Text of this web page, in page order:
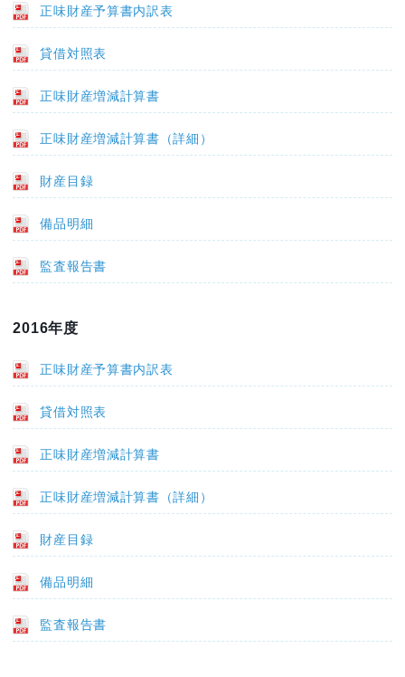
正味財産予算書内訳表
貸借対照表
正味財産増減計算書
正味財産増減計算書（詳細）
財産目録
備品明細
監査報告書
2016年度
正味財産予算書内訳表
貸借対照表
正味財産増減計算書
正味財産増減計算書（詳細）
財産目録
備品明細
監査報告書